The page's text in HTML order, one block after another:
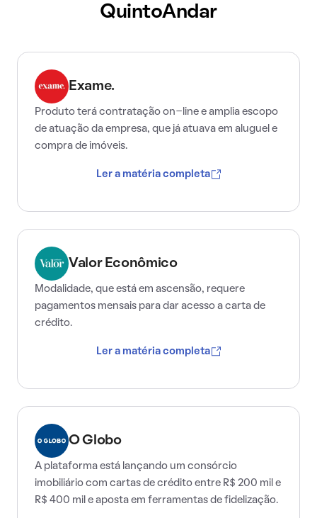
QuintoAndar
Exame.
Produto terá contratação on-line e amplia escopo
de atuação da empresa, que já atuava em aluguel e
compra de imóveis.
Ler a matéria completa
Valor Econômico
Modalidade, que está em ascensão, requere
pagamentos mensais para dar acesso a carta de
crédito.
Ler a matéria completa
O Globo
A plataforma está lançando um consórcio
imobiliário com cartas de crédito entre R$ 200 mil e
R$ 400 mil e aposta em ferramentas de fidelização.